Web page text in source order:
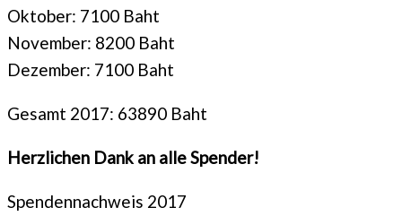
Oktober: 7100 Baht
November: 8200 Baht
Dezember: 7100 Baht
Gesamt 2017: 63890 Baht
Herzlichen Dank an alle Spender!
Spendennachweis 2017